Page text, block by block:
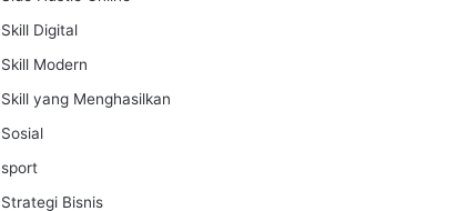
Skill Digital
Skill Modern
Skill yang Menghasilkan
Sosial
sport
Strategi Bisnis